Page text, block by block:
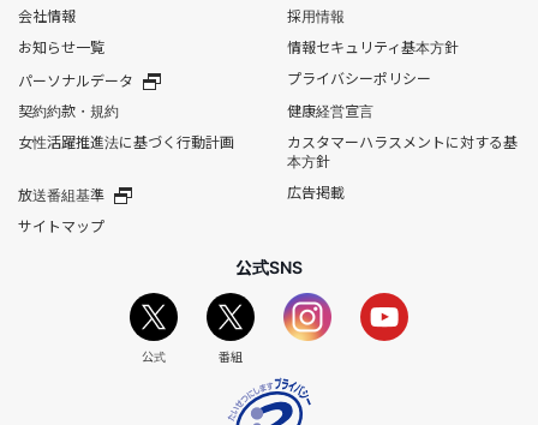
会社情報
採用情報
お知らせ一覧
情報セキュリティ基本方針
パーソナルデータ
プライバシーポリシー
契約約款・規約
健康経営宣言
女性活躍推進法に基づく行動計画
カスタマーハラスメントに対する基
本方針
放送番組基準
広告掲載
サイトマップ
公式SNS
公式 番組